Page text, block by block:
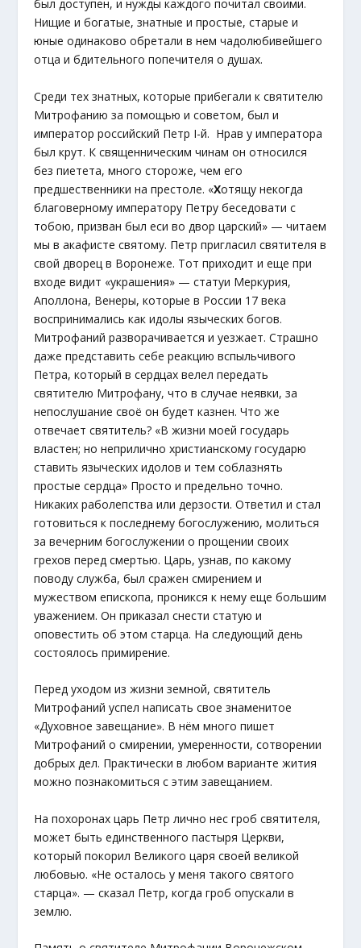
был доступен, и нужды каждого почитал своими.
Нищие и богатые, знатные и простые, старые и
юные одинаково обретали в нем чадолюбивейшего
отца и бдительного попечителя о душах.
Среди тех знатных, которые прибегали к святителю
Митрофанию за помощью и советом, был и
император российский Петр I-й. Нрав у императора
был крут. К священническим чинам он относился
без пиетета, много стороже, чем его
предшественники на престоле. «Хотящу некогда
благоверному императору Петру беседовати с
тобою, призван был еси во двор царский» — читаем
мы в акафисте святому. Петр пригласил святителя в
свой дворец в Воронеже. Тот приходит и еще при
входе видит «украшения» — статуи Меркурия,
Аполлона, Венеры, которые в России 17 века
воспринимались как идолы языческих богов.
Митрофаний разворачивается и уезжает. Страшно
даже представить себе реакцию вспыльчивого
Петра, который в сердцах велел передать
святителю Митрофану, что в случае неявки, за
непослушание своё он будет казнен. Что же
отвечает святитель? «В жизни моей государь
властен; но неприлично христианскому государю
ставить языческих идолов и тем соблазнять
простые сердца» Просто и предельно точно.
Никаких раболепства или дерзости. Ответил и стал
готовиться к последнему богослужению, молиться
за вечерним богослужении о прощении своих
грехов перед смертью. Царь, узнав, по какому
поводу служба, был сражен смирением и
мужеством епископа, проникся к нему еще большим
уважением. Он приказал снести статую и
оповестить об этом старца. На следующий день
состоялось примирение.
Перед уходом из жизни земной, святитель
Митрофаний успел написать свое знаменитое
«Духовное завещание». В нём много пишет
Митрофаний о смирении, умеренности, сотворении
добрых дел. Практически в любом варианте жития
можно познакомиться с этим завещанием.
На похоронах царь Петр лично нес гроб святителя,
может быть единственного пастыря Церкви,
который покорил Великого царя своей великой
любовью. «Не осталось у меня такого святого
старца». — сказал Петр, когда гроб опускали в
землю.